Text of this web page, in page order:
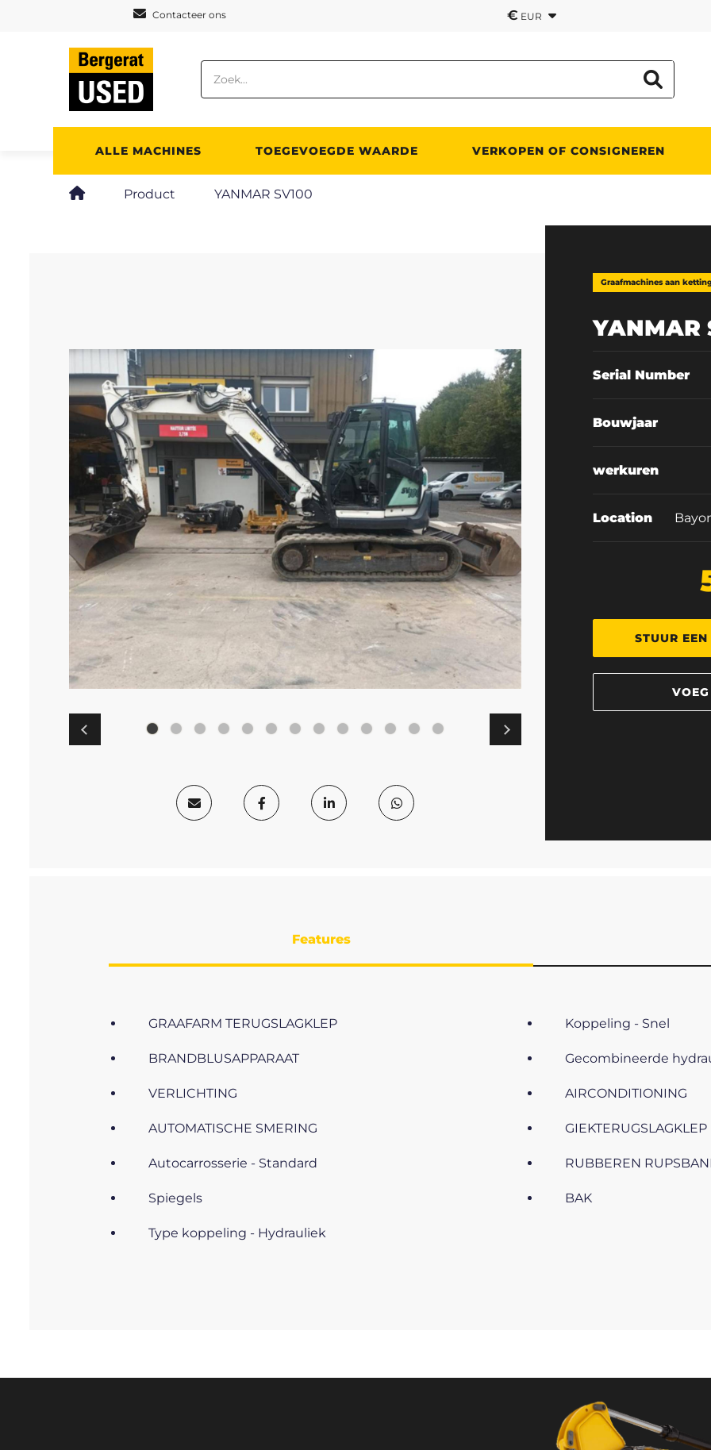
Contacteer ons € EUR
ALLE MACHINES TOEGEVOEGDE WAARDE VERKOPEN OF CONSIGNEREN
Product YANMAR SV100
Graafmachines aan
YANMAR
Serial Number
Bouwjaar
werkuren
Location
STUUR
Features
GRAAFARM TERUGSLAGKLEP Koppeling - Snel
BRANDBLUSAPPARAAT Gecombineerde
VERLICHTING AIRCONDITIONING
AUTOMATISCHE SMERING GIEKTERUGSLAGKLEP
Autocarrosserie - Standard RUBBEREN
Spiegels BAK
Type koppeling - Hydrauliek
Cookies beheer paneel